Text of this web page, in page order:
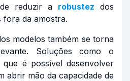
reduzir a robustez dos
fora da amostra.
modelos também se torna
Soluções como o
que é possível desenvolver
abrir mão da capacidade de